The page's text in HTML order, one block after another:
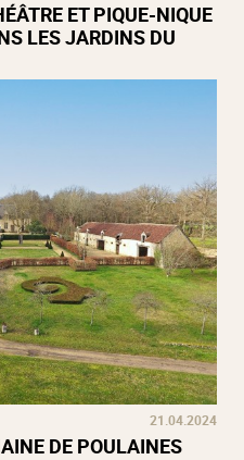
ET PIQUE-NIQUE
LES JARDINS DU
21.04.2024
DE POULAINES